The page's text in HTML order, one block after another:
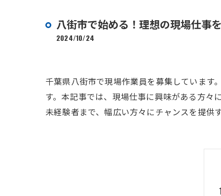
八街市で始める！理想の現場仕事
2024/10/24
千葉県八街市で現場作業員を募集しています
す。本記事では、現場仕事に興味がある方々
未経験者まで、幅広い方々にチャンスを提供